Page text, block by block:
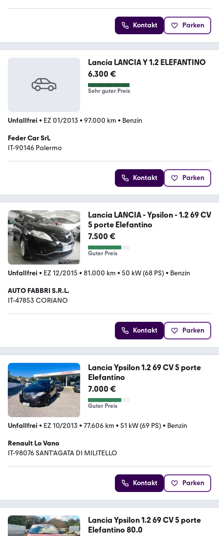
Kontakt Parken
Lancia LANCIA Y 1.2 ELEFANTINO
6.300 €
Sehr guter Preis
Unfallfrei • EZ 01/2013 • 97.000 km • Benzin
Feder Car SrL
IT-90146 Palermo
Kontakt Parken
Lancia LANCIA - Ypsilon - 1.2 69 CV
5 porte Elefantino
7.500 €
Guter Preis
Unfallfrei • EZ 12/2015 • 81.000 km • 50 kW (68 PS) • Benzin
AUTO FABBRI S.R.L.
IT-47853 CORIANO
Kontakt Parken
Lancia Ypsilon 1.2 69 CV 5 porte
Elefantino
7.000 €
Guter Preis
Unfallfrei • EZ 10/2013 • 77.606 km • 51 kW (69 PS) • Benzin
Renault Lo Vano
IT-98076 SANT'AGATA DI MILITELLO
Kontakt Parken
Lancia Ypsilon 1.2 69 CV 5 porte
Elefantino 80.0